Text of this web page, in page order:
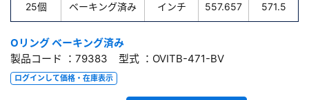
25個 ベーキング済み インチ 557.657 571.5
Oリング ベーキング済み
製品コード ：79383 型式 ：OVITB-471-BV
ログインして価格・在庫表示